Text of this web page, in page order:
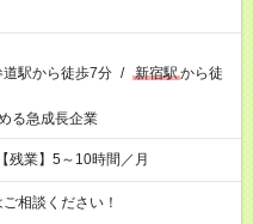
道駅から徒歩7分 / 新宿駅から徒
る急成長企業
残業】5～10時間／月
相談ください！